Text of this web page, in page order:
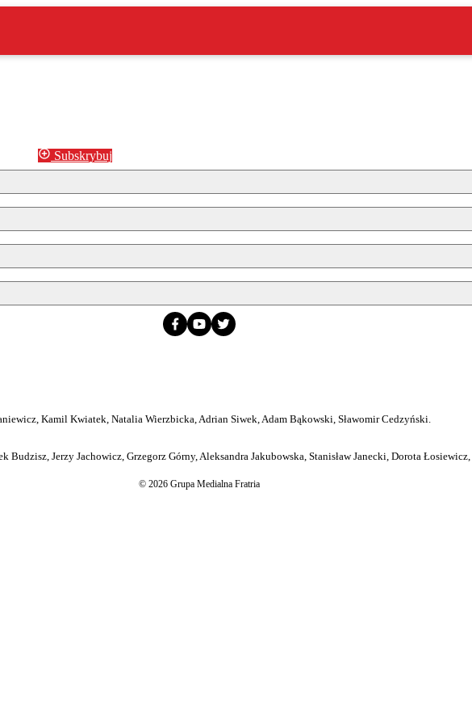
Subskrybuj
Kamil Kwiatek, Natalia Wierzbicka, Adrian Siwek, Adam Bąkowski, Sławomir Cedzyński.
Jerzy Jachowicz, Grzegorz Górny, Aleksandra Jakubowska, Stanisław Janecki, Dorota
© 2026 Grupa Medialna Fratria